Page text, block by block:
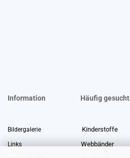
Information Häufig gesucht
Bildergalerie Kinderstoffe
Links Webbänder